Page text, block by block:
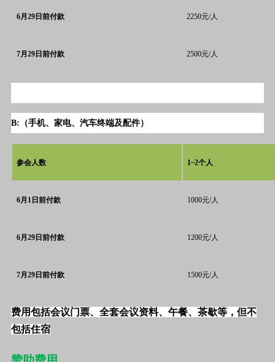
6月29日前付款 2250元/人
7月29日前付款 2500元/人
B:（手机、家电、汽车终端及配件）
参会人数 1~2个人
6月1日前付款 1000元/人
6月29日前付款 1200元/人
7月29日前付款 1500元/人
费用包括会议门票、全套会议资料、午餐、茶歇等，但不
包括住宿